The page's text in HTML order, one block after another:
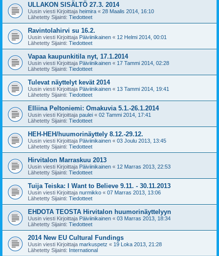
ULLAKON SISÄLTÖ 27.3. 2014
Uusin viesti Kirjoittaja heimira « 28 Maalis 2014, 16:10
Lähetetty Sijainti: Tiedotteet
Ravintolahirvi su 16.2.
Uusin viesti Kirjoittaja Päiviinikainen « 12 Helmi 2014, 00:01
Lähetetty Sijainti: Tiedotteet
Vapaa kaupunkitila nyt, 17.1.2014
Uusin viesti Kirjoittaja Päiviinikainen « 17 Tammi 2014, 02:28
Lähetetty Sijainti: Tiedotteet
Tulevat näyttelyt kevät 2014
Uusin viesti Kirjoittaja Päiviinikainen « 13 Tammi 2014, 19:41
Lähetetty Sijainti: Tiedotteet
Elliina Peltoniemi: Omakuvia 5.1.-26.1.2014
Uusin viesti Kirjoittaja paulei « 02 Tammi 2014, 17:41
Lähetetty Sijainti: Tiedotteet
HEH-HEH/huumorinäyttely 8.12.-29.12.
Uusin viesti Kirjoittaja Päiviinikainen « 03 Joulu 2013, 13:45
Lähetetty Sijainti: Tiedotteet
Hirvitalon Marraskuu 2013
Uusin viesti Kirjoittaja Päiviinikainen « 12 Marras 2013, 22:53
Lähetetty Sijainti: Tiedotteet
Tuija Teiska: I Want to Believe 9.11. - 30.11.2013
Uusin viesti Kirjoittaja nurmikko « 07 Marras 2013, 13:06
Lähetetty Sijainti: Tiedotteet
EHDOTA TEOSTA Hirvitalon huumorinäyttelyyn
Uusin viesti Kirjoittaja Päiviinikainen « 03 Marras 2013, 18:34
Lähetetty Sijainti: Tiedotteet
2014 New EU Cultural Fundings
Uusin viesti Kirjoittaja markuspetz « 19 Loka 2013, 21:28
Lähetetty Sijainti: International